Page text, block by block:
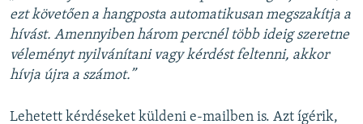
ezt követően a hangposta automatikusan megszakítja a
hívást. Amennyiben három percnél több ideig szeretne
véleményt nyilvánítani vagy kérdést feltenni, akkor
hívja újra a számot.”
Lehetett kérdéseket küldeni e-mailben is. Azt ígérik,